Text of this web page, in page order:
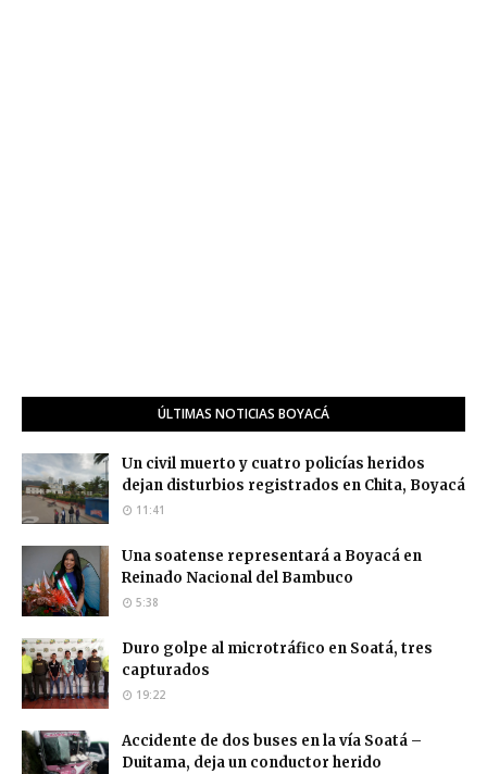
ÚLTIMAS NOTICIAS BOYACÁ
Un civil muerto y cuatro policías heridos
dejan disturbios registrados en Chita, Boyacá
11:41
Una soatense representará a Boyacá en
Reinado Nacional del Bambuco
5:38
Duro golpe al microtráfico en Soatá, tres
capturados
19:22
Accidente de dos buses en la vía Soatá –
Duitama, deja un conductor herido